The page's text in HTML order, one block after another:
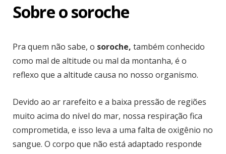
Sobre o soroche
Pra quem não sabe, o soroche, também conhecido
como mal de altitude ou mal da montanha, é o
reflexo que a altitude causa no nosso organismo.
Devido ao ar rarefeito e a baixa pressão de regiões
muito acima do nível do mar, nossa respiração fica
comprometida, e isso leva a uma falta de oxigênio no
sangue. O corpo que não está adaptado responde